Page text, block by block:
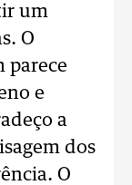
um
O
parece
e
a
dos
O